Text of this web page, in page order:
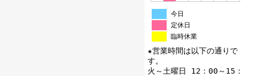
今日
定休日
臨時休業
★営業時間は以下の通りで
す。
火～土曜日 12：00～15：